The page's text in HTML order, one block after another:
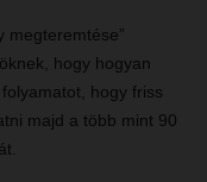
megteremtése”
hogy hogyan
hogy friss
majd a több mint 90